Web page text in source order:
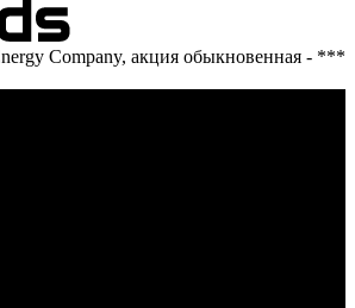
Company, акция обыкновенная - ***